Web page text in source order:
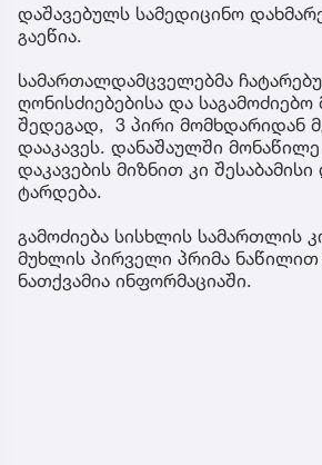
დაშავებულს სამედიცინო
გაეწია.
სამართალდამცველებმა
ღონისძიებებისა და საგამოძიებო
შედეგად, 3 პირი მომხდარიდან
დააკავეს. დანაშაულში
დაკავების მიზნით კი შესაბამისი
ტარდება.
გამოძიება სისხლის სამართლის
მუხლის პირველი პრიმა ნაწილით
ნათქვამია ინფორმაციაში.